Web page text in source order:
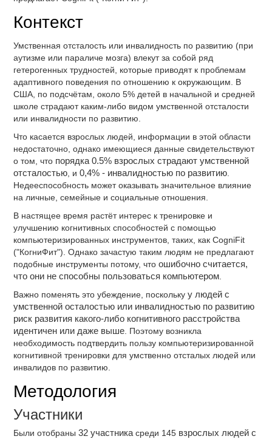
Контекст
Умственная отсталость или инвалидность по развитию (при
аутизме или параличе мозга) влекут за собой ряд
гетерогенных трудностей, которые приводят к проблемам
адаптивного поведения по отношению к окружающим. В
США, по подсчётам, около 5% детей в начальной и средней
школе страдают каким-либо видом умственной отсталости
или инвалидности по развитию.
Что касается взрослых людей, информации в этой области
недостаточно, однако имеющиеся данные свидетельствуют
о том, что порядка 0.5% взрослых страдают умственной
отсталостью , и0,4% - инвалидностью по развитию
Недееспособность может оказывать значительное влияние
на личные, семейные и социальные отношения.
В настящее время растёт интерес к тренировке и
улучшению когнитивных способностей с помощью
компьютеризированных инструментов, таких, как CogniFit
("КогниФит"). Однако зачастую таким людям не предлагают
подобные инструменты потому, чтоошибочно считается,
что они не способны пользоваться компьютером
Важно поменять это убеждение, посколькуу людей с
умственной осталостью или инвалидностью по развитию
риск развития какого-либо когнитивного расстройства
идентичен или даже выше . Поэтому возникла
необходимость подтвердить пользу компьютеризированной
когнитивной тренировки для умственно отсталых людей или
инвалидов по развитию.
Методология
Участники
Были отобраны32 участника среди 145 взрослых людей с